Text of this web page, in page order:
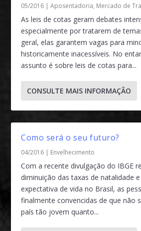
05/2016 |Aposentadoria, Mercado de
As leis de cotas geram debates
especialmente por tratarem de
geral, elas garantem vagas para
historicamente inacessíveis. No
assunto é sobre leis de cotas para...
CONSULTE MAIS INFORMAÇÃO
Como será o seu futuro?
04/2016 | Envelhecimento
Com a recente divulgação do IBGE
diminuição das taxas de natalidade
expectativa de vida no Brasil, as
finalmente convencidas de que não
país tão jovem quanto...